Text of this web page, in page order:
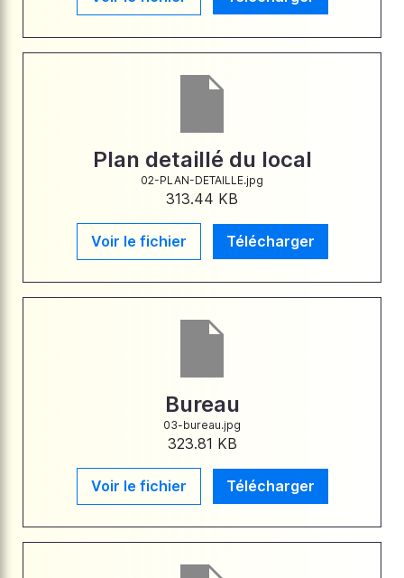
Plan detaillé du local
02-PLAN-DETAILLE.jpg
313.44 KB
Voir le fichier Télécharger
Bureau
03-bureau.jpg
323.81 KB
Voir le fichier Télécharger